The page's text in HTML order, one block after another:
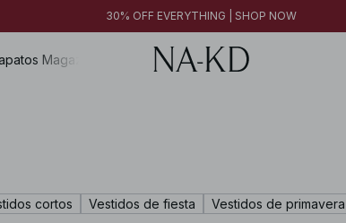
30% OFF EVERYTHING | SHOP NOW
Magazine
cortos Vestidos de fiesta Vestidos de primavera